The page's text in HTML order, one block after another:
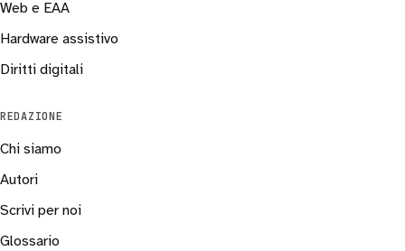
Web e EAA
Hardware assistivo
Diritti digitali
REDAZIONE
Chi siamo
Autori
Scrivi per noi
Glossario